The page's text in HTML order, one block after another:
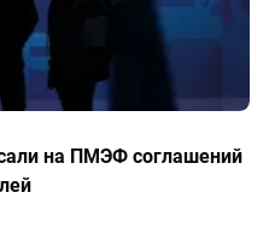
на ПМЭФ соглашений